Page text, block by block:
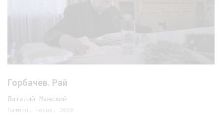
Горбачев. Рай
Виталий Манский
Латвия, Чехия, 2020